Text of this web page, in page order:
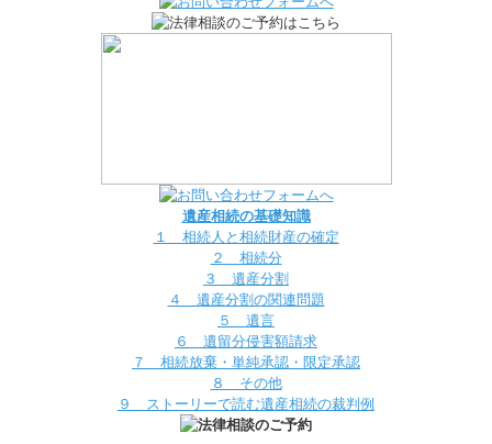
遺産相続の基礎知識
１ 相続人と相続財産の確定
２ 相続分
３ 遺産分割
４ 遺産分割の関連問題
５ 遺言
６ 遺留分侵害額請求
７ 相続放棄・単純承認・限定承認
８ その他
９ ストーリーで読む遺産相続の裁判例